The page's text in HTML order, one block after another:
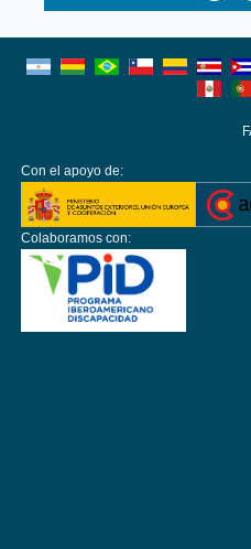
Con el apoyo de:
Colaboramos con: